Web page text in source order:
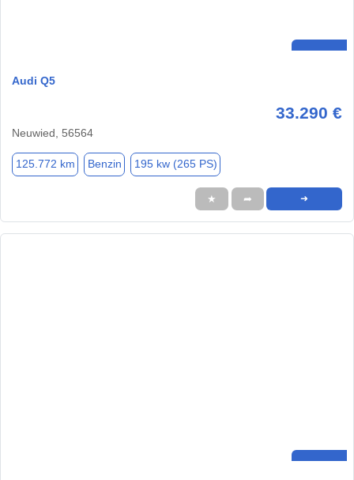
Audi Q5
33.290 €
Neuwied, 56564
125.772 km Benzin 195 kw (265 PS)
★ ➦ ➜